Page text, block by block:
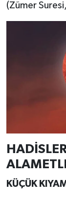
(Zümer
KÜÇÜK